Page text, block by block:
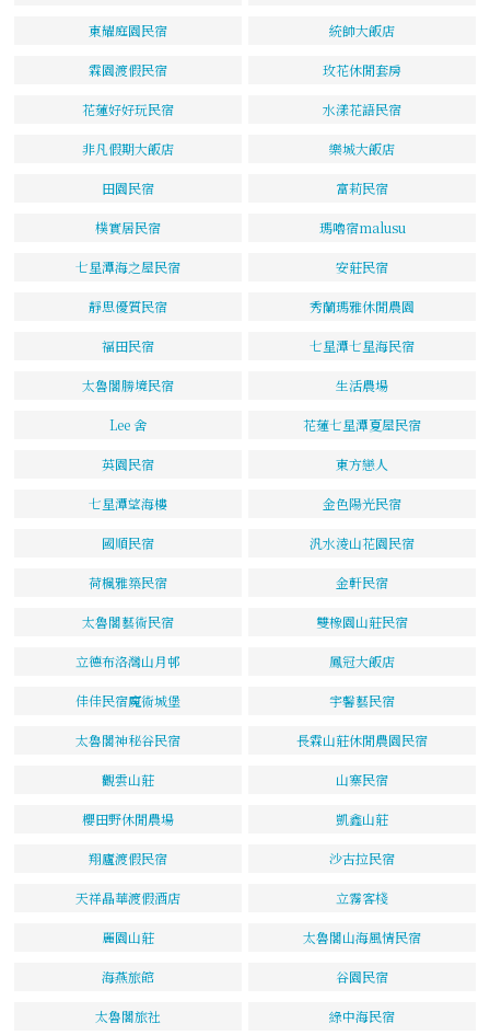
東耀庭園民宿 統帥大飯店
霖園渡假民宿 玫花休閒套房
花蓮好好玩民宿 水漾花語民宿
非凡假期大飯店 樂城大飯店
田園民宿 富莉民宿
樸實居民宿 瑪嚕宿malusu
七星潭海之屋民宿 安莊民宿
靜思優質民宿 秀蘭瑪雅休閒農園
福田民宿 七星潭七星海民宿
太魯閣勝境民宿 生活農場
Lee 舍 花蓮七星潭夏屋民宿
英園民宿 東方戀人
七星潭望海樓 金色陽光民宿
國順民宿 汎水淩山花園民宿
荷楓雅築民宿 金軒民宿
太魯閣藝術民宿 雙橡園山莊民宿
立德布洛灣山月邨 鳳冠大飯店
佳佳民宿魔術城堡 宇馨藝民宿
太魯閣神秘谷民宿 長霖山莊休閒農園民宿
觀雲山莊 山寨民宿
櫻田野休閒農場 凱鑫山莊
翔廬渡假民宿 沙古拉民宿
天祥晶華渡假酒店 立霧客棧
麗園山莊 太魯閣山海風情民宿
海燕旅館 谷園民宿
太魯閣旅社 綠中海民宿